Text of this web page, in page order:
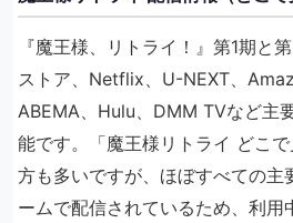
『魔王様、リトライ！』第1期と
ストア、Netflix、U-NEXT、
ABEMA、Hulu、DMM TVなど主
能です。「魔王様リトライ どこ
方も多いですが、ほぼすべての主
ームで配信されているため、利用